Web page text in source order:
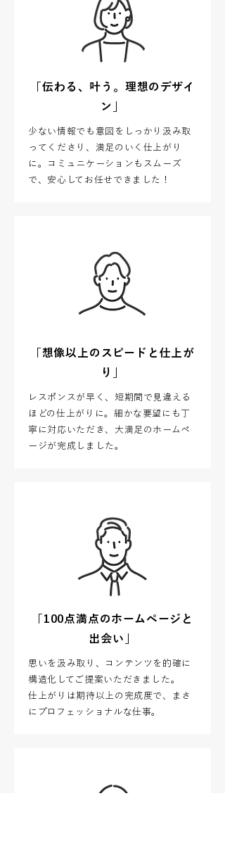
「伝わる、叶う。理想のデザイ
ン」
少ない情報でも意図をしっかり汲み取
ってくださり、満足のいく仕上がり
に。コミュニケーションもスムーズ
で、安心してお任せできました！
「想像以上のスピードと仕上が
り」
レスポンスが早く、短期間で見違える
ほどの仕上がりに。細かな要望にも丁
寧に対応いただき、大満足のホームペ
ージが完成しました。
「100点満点のホームページと
出会い」
思いを汲み取り、コンテンツを的確に
構造化してご提案いただきました。
仕上がりは期待以上の完成度で、まさ
にプロフェッショナルな仕事。